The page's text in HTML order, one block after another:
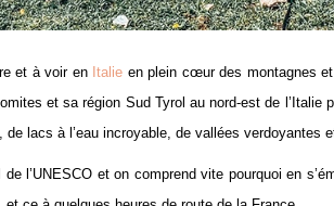
et à voir en Italie en plein cœur des montagnes
et sa région Sud Tyrol au nord-est de
lacs à l’eau incroyable, de vallées verdoyantes
l’UNESCO et on comprend vite pourquoi en